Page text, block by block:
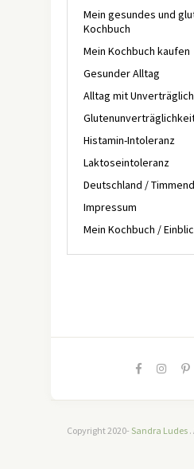
Mein gesundes und
Kochbuch
Mein Kochbuch kaufen
Gesunder Alltag
Alltag mit
Histamin-Intoleranz
Laktoseintoleranz
Deutschland /
Impressum
Mein Kochbuch /
Copyright 2020- Sandra Ludes .